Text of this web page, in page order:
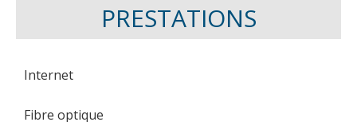
PRESTATIONS
Internet
Fibre optique